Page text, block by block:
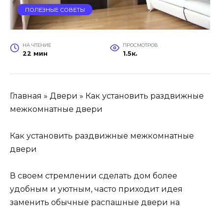
ПОЛЕЗНЫЕ СОВЕТЫ
НА ЧТЕНИЕ
22 мин
ПРОСМОТРОВ
1.5к.
Главная » Двери » Как установить раздвижные
межкомнатные двери
Как установить раздвижные межкомнатные
двери
В своем стремлении сделать дом более
удобным и уютным, часто приходит идея
заменить обычные распашные двери на